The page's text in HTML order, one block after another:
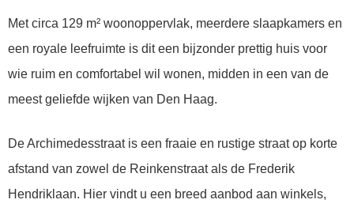
Met circa 129 m² woonoppervlak, meerdere slaapkamers en
een royale leefruimte is dit een bijzonder prettig huis voor
wie ruim en comfortabel wil wonen, midden in een van de
meest geliefde wijken van Den Haag.
De Archimedesstraat is een fraaie en rustige straat op korte
afstand van zowel de Reinkenstraat als de Frederik
Hendriklaan. Hier vindt u een breed aanbod aan winkels,